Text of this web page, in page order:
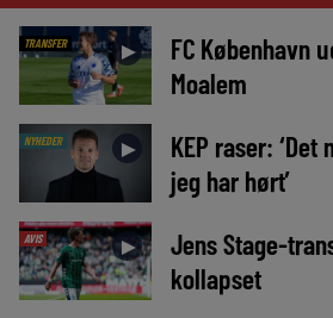
TRANSFER ►
FC København
Moalem
NYHEDER ►
KEP raser:
jeg har hørt’
AVIS ►
Jens Stage-
kollapset